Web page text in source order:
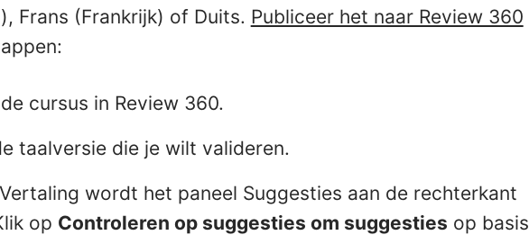
Frans (Frankrijk) of Duits. Publiceer het naar Review 360
cursus in Review 360.
taalversie die je wilt valideren.
wordt het paneel Suggesties aan de rechterkant
op Controleren op suggesties om suggesties op basis